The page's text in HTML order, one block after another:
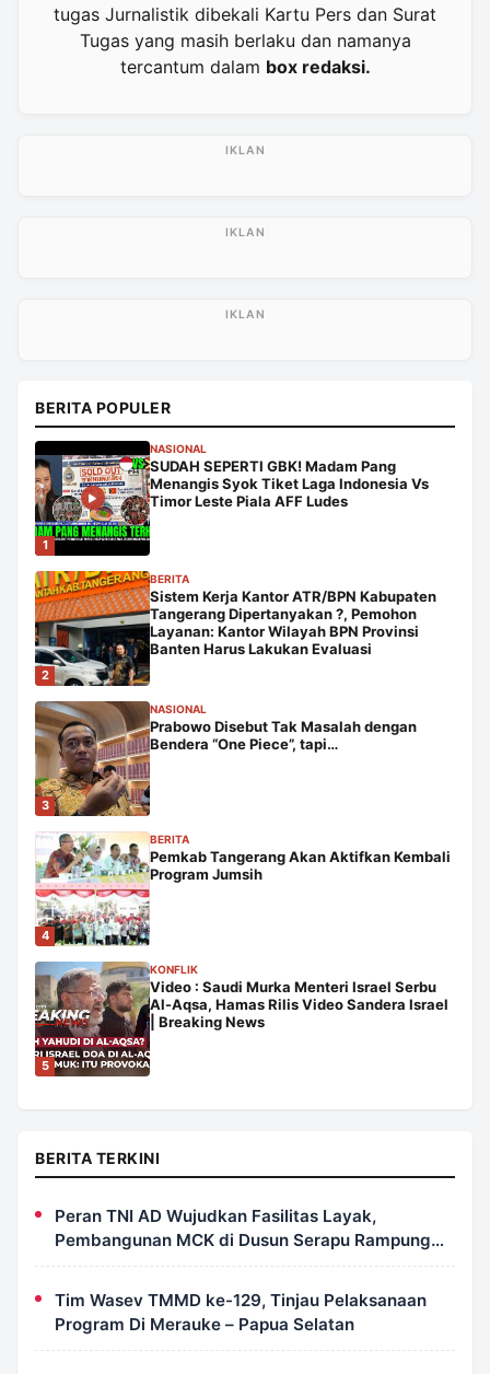
tugas Jurnalistik dibekali Kartu Pers dan Surat
Tugas yang masih berlaku dan namanya
tercantum dalam box redaksi.
BERITA POPULER
1
NASIONAL
SUDAH SEPERTI GBK! Madam Pang
Menangis Syok Tiket Laga Indonesia Vs
Timor Leste Piala AFF Ludes
2
BERITA
Sistem Kerja Kantor ATR/BPN Kabupaten
Tangerang Dipertanyakan ?, Pemohon
Layanan: Kantor Wilayah BPN Provinsi
Banten Harus Lakukan Evaluasi
3
NASIONAL
Prabowo Disebut Tak Masalah dengan
Bendera “One Piece”, tapi…
4
BERITA
Pemkab Tangerang Akan Aktifkan Kembali
Program Jumsih
5
KONFLIK
Video : Saudi Murka Menteri Israel Serbu
Al-Aqsa, Hamas Rilis Video Sandera Israel
| Breaking News
BERITA TERKINI
Peran TNI AD Wujudkan Fasilitas Layak,
Pembangunan MCK di Dusun Serapu Rampung
Dikerjakan
Tim Wasev TMMD ke-129, Tinjau Pelaksanaan
Program Di Merauke – Papua Selatan